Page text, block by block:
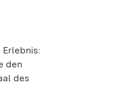
den
des